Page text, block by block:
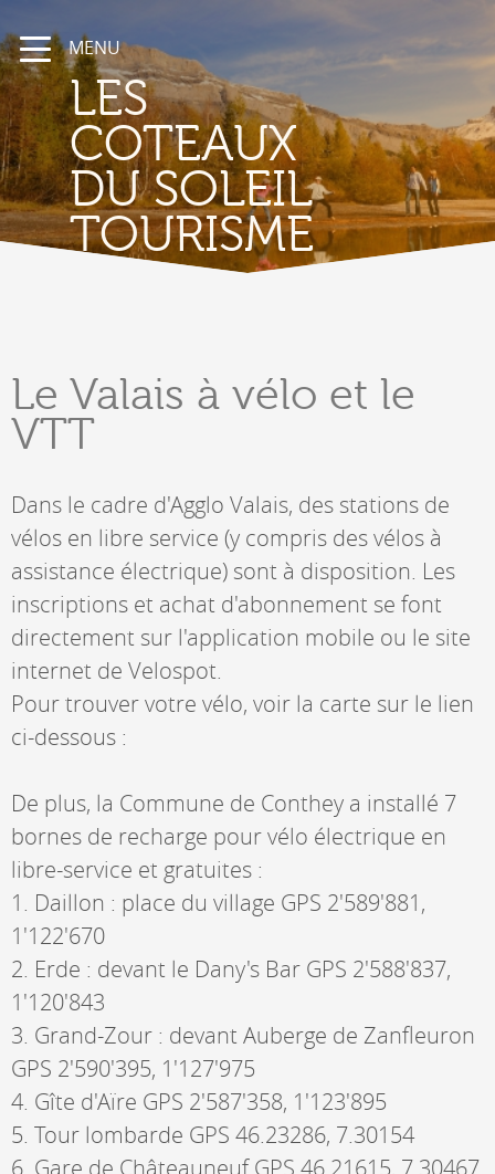
MENU
LES
COTEAUX
DU SOLEIL
TOURISME
Le Valais à vélo et le
VTT
Dans le cadre d'Agglo Valais, des stations de
vélos en libre service (y compris des vélos à
assistance électrique) sont à disposition. Les
inscriptions et achat d'abonnement se font
directement sur l'application mobile ou le site
internet de Velospot.
Pour trouver votre vélo, voir la carte sur le lien
ci-dessous :
De plus, la Commune de Conthey a installé 7
bornes de recharge pour vélo électrique en
libre-service et gratuites :
1. Daillon : place du village GPS 2'589'881,
1'122'670
2. Erde : devant le Dany's Bar GPS 2'588'837,
1'120'843
3. Grand-Zour : devant Auberge de Zanfleuron
GPS 2'590'395, 1'127'975
4. Gîte d'Aïre GPS 2'587'358, 1'123'895
5. Tour lombarde GPS 46.23286, 7.30154
6. Gare de Châteauneuf GPS 46.21615, 7.30467